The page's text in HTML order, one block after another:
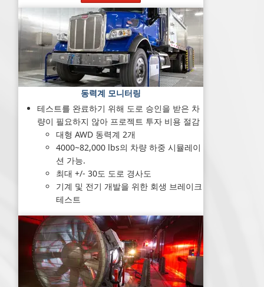
동력계 모니터링
테스트를 완료하기 위해 도로 승인을 받은 차
량이 필요하지 않아 프로젝트 투자 비용 절감
대형 AWD 동력계 2개
4000~82,000 lbs의 차량 하중 시뮬레이
션 가능.
최대 +/- 30도 도로 경사도
기계 및 전기 개발을 위한 회생 브레이크
테스트